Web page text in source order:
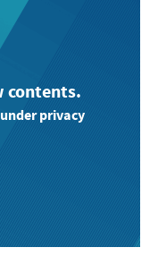
contents.
privacy